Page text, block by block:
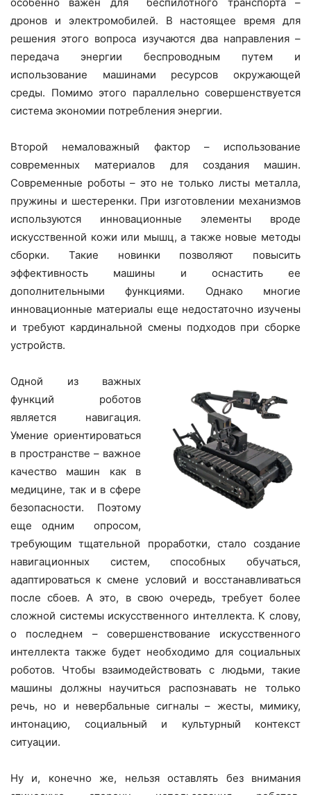
особенно важен для беспилотного транспорта –
дронов и электромобилей. В настоящее время для
решения этого вопроса изучаются два направления –
передача энергии беспроводным путем и
использование машинами ресурсов окружающей
среды. Помимо этого параллельно совершенствуется
система экономии потребления энергии.
Второй немаловажный фактор – использование
современных материалов для создания машин.
Современные роботы – это не только листы металла,
пружины и шестеренки. При изготовлении механизмов
используются инновационные элементы вроде
искусственной кожи или мышц, а также новые методы
сборки. Такие новинки позволяют повысить
эффективность машины и оснастить ее
дополнительными функциями. Однако многие
инновационные материалы еще недостаточно изучены
и требуют кардинальной смены подходов при сборке
устройств.
Одной из важных
функций роботов
является навигация.
Умение ориентироваться
в пространстве – важное
качество машин как в
медицине, так и в сфере
безопасности. Поэтому
еще одним опросом,
требующим тщательной проработки, стало создание
навигационных систем, способных обучаться,
адаптироваться к смене условий и восстанавливаться
после сбоев. А это, в свою очередь, требует более
сложной системы искусственного интеллекта. К слову,
о последнем – совершенствование искусственного
интеллекта также будет необходимо для социальных
роботов. Чтобы взаимодействовать с людьми, такие
машины должны научиться распознавать не только
речь, но и невербальные сигналы – жесты, мимику,
интонацию, социальный и культурный контекст
ситуации.
Ну и, конечно же, нельзя оставлять без внимания